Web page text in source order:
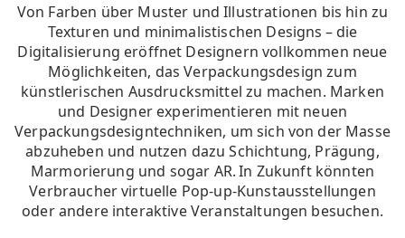
Von Farben über Muster und Illustrationen bis hin zu
Texturen und minimalistischen Designs – die
Digitalisierung eröffnet Designern vollkommen neue
Möglichkeiten, das Verpackungsdesign zum
künstlerischen Ausdrucksmittel zu machen. Marken
und Designer experimentieren mit neuen
Verpackungsdesigntechniken, um sich von der Masse
abzuheben und nutzen dazu Schichtung, Prägung,
Marmorierung und sogar AR.In Zukunft könnten
Verbraucher virtuelle Pop-up-Kunstausstellungen
oder andere interaktive Veranstaltungen besuchen.